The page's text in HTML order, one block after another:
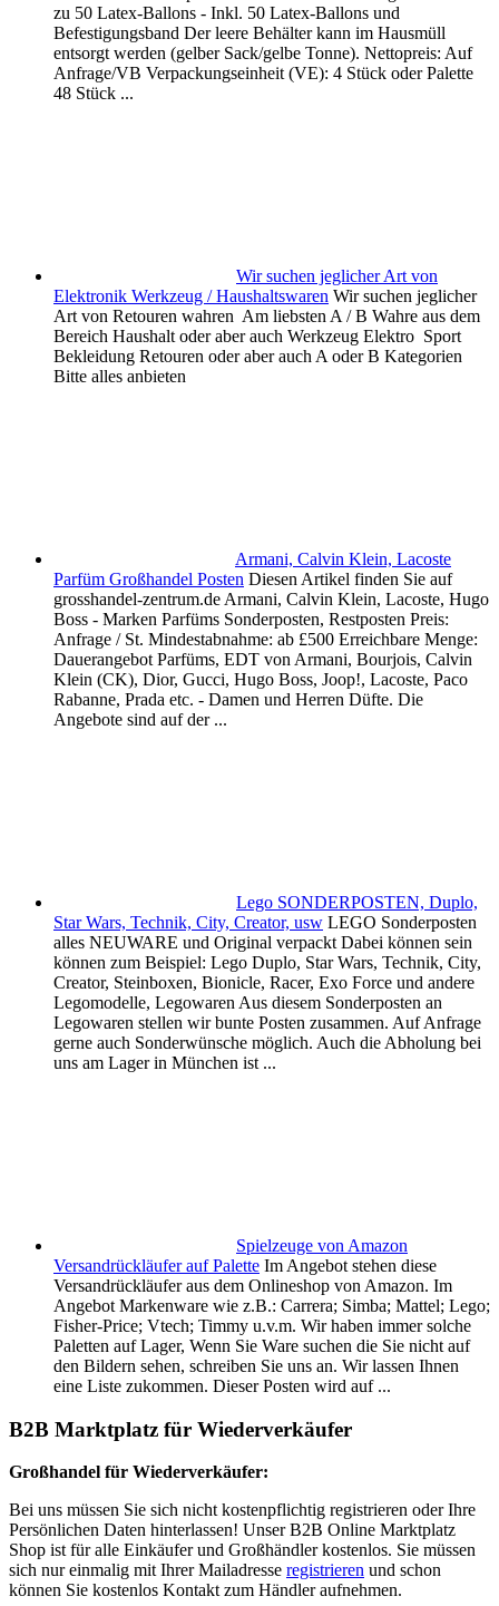
zu 50 Latex-Ballons - Inkl. 50 Latex-Ballons und
Befestigungsband Der leere Behälter kann im Hausmüll
entsorgt werden (gelber Sack/gelbe Tonne). Nettopreis: Auf
Anfrage/VB Verpackungseinheit (VE): 4 Stück oder Palette
48 Stück ...
Wir suchen jeglicher Art von
Elektronik Werkzeug / Haushaltswaren Wir suchen jeglicher
Art von Retouren wahren Am liebsten A / B Wahre aus dem
Bereich Haushalt oder aber auch Werkzeug Elektro Sport
Bekleidung Retouren oder aber auch A oder B Kategorien
Bitte alles anbieten
Armani, Calvin Klein, Lacoste
Parfüm Großhandel Posten Diesen Artikel finden Sie auf
grosshandel-zentrum.de Armani, Calvin Klein, Lacoste, Hugo
Boss - Marken Parfüms Sonderposten, Restposten Preis:
Anfrage / St. Mindestabnahme: ab £500 Erreichbare Menge:
Dauerangebot Parfüms, EDT von Armani, Bourjois, Calvin
Klein (CK), Dior, Gucci, Hugo Boss, Joop!, Lacoste, Paco
Rabanne, Prada etc. - Damen und Herren Düfte. Die
Angebote sind auf der ...
Lego SONDERPOSTEN, Duplo,
Star Wars, Technik, City, Creator, usw LEGO Sonderposten
alles NEUWARE und Original verpackt Dabei können sein
können zum Beispiel: Lego Duplo, Star Wars, Technik, City,
Creator, Steinboxen, Bionicle, Racer, Exo Force und andere
Legomodelle, Legowaren Aus diesem Sonderposten an
Legowaren stellen wir bunte Posten zusammen. Auf Anfrage
gerne auch Sonderwünsche möglich. Auch die Abholung bei
uns am Lager in München ist ...
Spielzeuge von Amazon
Versandrückläufer auf Palette Im Angebot stehen diese
Versandrückläufer aus dem Onlineshop von Amazon. Im
Angebot Markenware wie z.B.: Carrera; Simba; Mattel; Lego;
Fisher-Price; Vtech; Timmy u.v.m. Wir haben immer solche
Paletten auf Lager, Wenn Sie Ware suchen die Sie nicht auf
den Bildern sehen, schreiben Sie uns an. Wir lassen Ihnen
eine Liste zukommen. Dieser Posten wird auf ...
B2B Marktplatz für Wiederverkäufer
Großhandel für Wiederverkäufer:
Bei uns müssen Sie sich nicht kostenpflichtig registrieren oder Ihre
Persönlichen Daten hinterlassen! Unser B2B Online Marktplatz
Shop ist für alle Einkäufer und Großhändler kostenlos. Sie müssen
sich nur einmalig mit Ihrer Mailadresse registrieren und schon
können Sie kostenlos Kontakt zum Händler aufnehmen.